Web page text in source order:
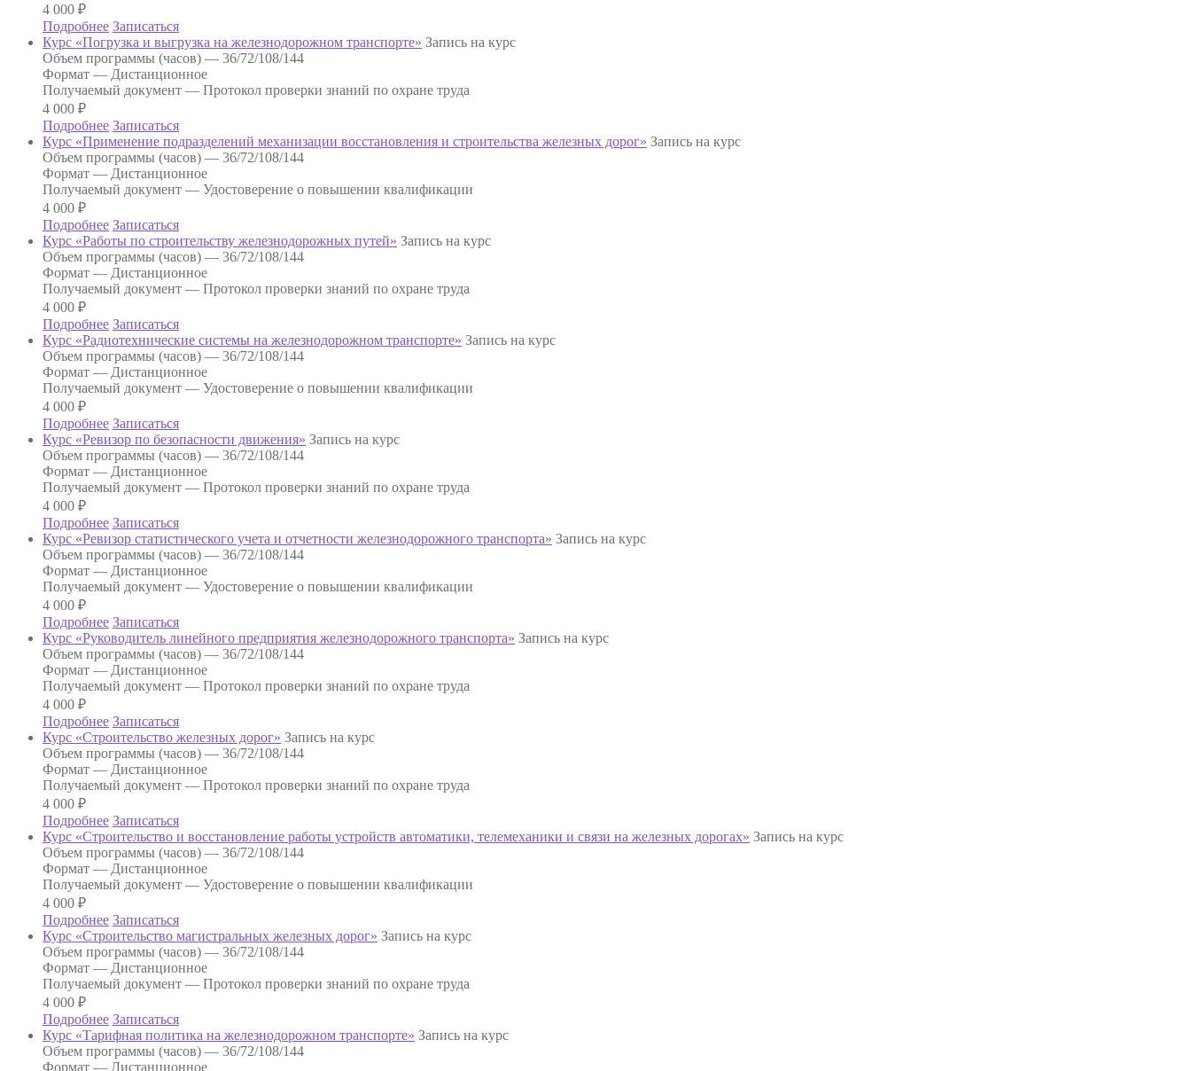
4 000 ₽
Подробнее Записаться
Курс «Погрузка и выгрузка на железнодорожном транспорте» Запись на курс
Объем программы (часов) — 36/72/108/144
Формат — Дистанционное
Получаемый документ — Протокол проверки знаний по охране труда
4 000 ₽
Подробнее Записаться
Курс «Применение подразделений механизации восстановления и строительства железных дорог» Запись на курс
Объем программы (часов) — 36/72/108/144
Формат — Дистанционное
Получаемый документ — Удостоверение о повышении квалификации
4 000 ₽
Подробнее Записаться
Курс «Работы по строительству железнодорожных путей» Запись на курс
Объем программы (часов) — 36/72/108/144
Формат — Дистанционное
Получаемый документ — Протокол проверки знаний по охране труда
4 000 ₽
Подробнее Записаться
Курс «Радиотехнические системы на железнодорожном транспорте» Запись на курс
Объем программы (часов) — 36/72/108/144
Формат — Дистанционное
Получаемый документ — Удостоверение о повышении квалификации
4 000 ₽
Подробнее Записаться
Курс «Ревизор по безопасности движения» Запись на курс
Объем программы (часов) — 36/72/108/144
Формат — Дистанционное
Получаемый документ — Протокол проверки знаний по охране труда
4 000 ₽
Подробнее Записаться
Курс «Ревизор статистического учета и отчетности железнодорожного транспорта» Запись на курс
Объем программы (часов) — 36/72/108/144
Формат — Дистанционное
Получаемый документ — Удостоверение о повышении квалификации
4 000 ₽
Подробнее Записаться
Курс «Руководитель линейного предприятия железнодорожного транспорта» Запись на курс
Объем программы (часов) — 36/72/108/144
Формат — Дистанционное
Получаемый документ — Протокол проверки знаний по охране труда
4 000 ₽
Подробнее Записаться
Курс «Строительство железных дорог» Запись на курс
Объем программы (часов) — 36/72/108/144
Формат — Дистанционное
Получаемый документ — Протокол проверки знаний по охране труда
4 000 ₽
Подробнее Записаться
Курс «Строительство и восстановление работы устройств автоматики, телемеханики и связи на железных дорогах» Запись на курс
Объем программы (часов) — 36/72/108/144
Формат — Дистанционное
Получаемый документ — Удостоверение о повышении квалификации
4 000 ₽
Подробнее Записаться
Курс «Строительство магистральных железных дорог» Запись на курс
Объем программы (часов) — 36/72/108/144
Формат — Дистанционное
Получаемый документ — Протокол проверки знаний по охране труда
4 000 ₽
Подробнее Записаться
Курс «Тарифная политика на железнодорожном транспорте» Запись на курс
Объем программы (часов) — 36/72/108/144
Формат — Дистанционное